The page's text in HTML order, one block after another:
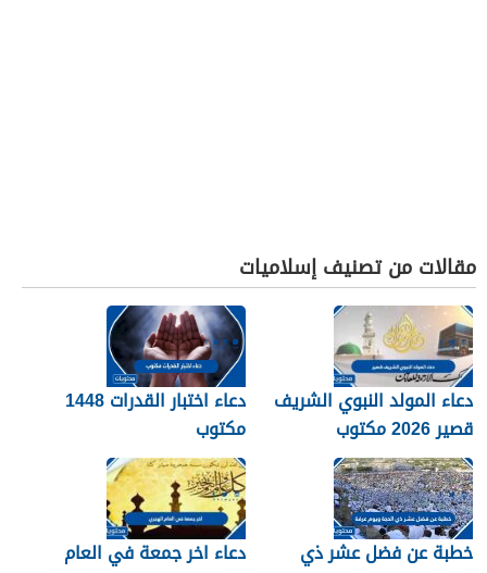
مقالات من تصنيف إسلاميات
دعاء المولد النبوي الشريف
قصير 2026 مكتوب
دعاء اختبار القدرات 1448
مكتوب
خطبة عن فضل عشر ذي
دعاء اخر جمعة في العام